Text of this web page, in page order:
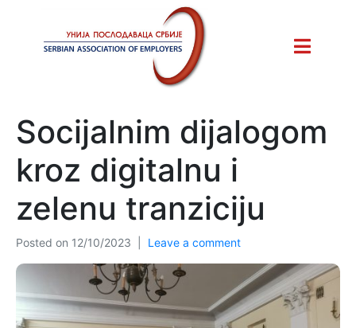
Socijalnim dijalogom
kroz digitalnu i
zelenu tranziciju
Posted on 12/10/2023 Leave a comment